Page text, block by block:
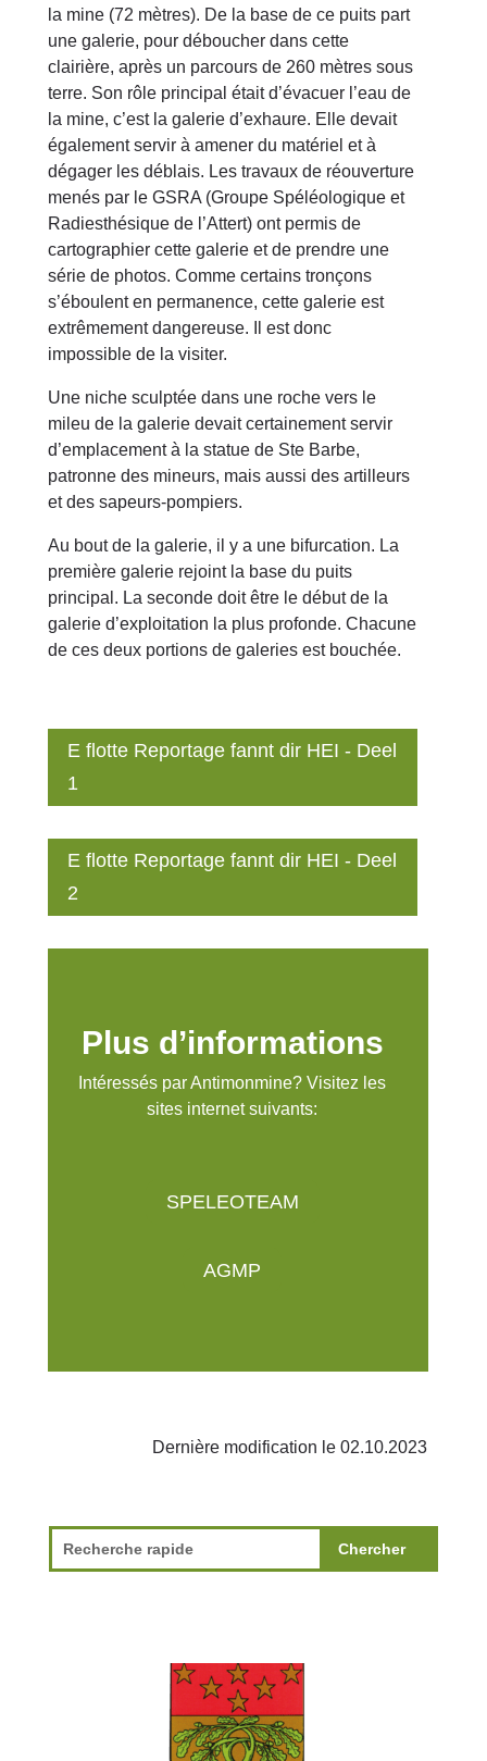
la mine (72 mètres). De la base de ce puits part
une galerie, pour déboucher dans cette
clairière, après un parcours de 260 mètres sous
terre. Son rôle principal était d’évacuer l’eau de
la mine, c’est la galerie d’exhaure. Elle devait
également servir à amener du matériel et à
dégager les déblais. Les travaux de réouverture
menés par le GSRA (Groupe Spéléologique et
Radiesthésique de l’Attert) ont permis de
cartographier cette galerie et de prendre une
série de photos. Comme certains tronçons
s’éboulent en permanence, cette galerie est
extrêmement dangereuse. Il est donc
impossible de la visiter.
Une niche sculptée dans une roche vers le
mileu de la galerie devait certainement servir
d’emplacement à la statue de Ste Barbe,
patronne des mineurs, mais aussi des artilleurs
et des sapeurs-pompiers.
Au bout de la galerie, il y a une bifurcation. La
première galerie rejoint la base du puits
principal. La seconde doit être le début de la
galerie d’exploitation la plus profonde. Chacune
de ces deux portions de galeries est bouchée.
E flotte Reportage fannt dir HEI - Deel
1
E flotte Reportage fannt dir HEI - Deel
2
Plus d’informations
Intéressés par Antimonmine? Visitez les
sites internet suivants:
SPELEOTEAM
AGMP
Dernière modification le 02.10.2023